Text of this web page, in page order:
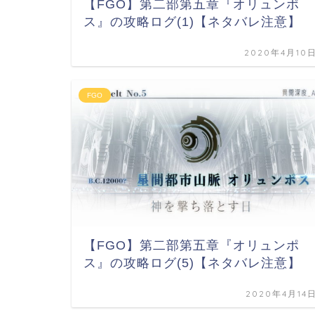
【FGO】第二部第五章『オリュンポ
ス』の攻略ログ(1)【ネタバレ注意】
2020年4月10日
FGO
【FGO】第二部第五章『オリュンポ
ス』の攻略ログ(5)【ネタバレ注意】
2020年4月14日